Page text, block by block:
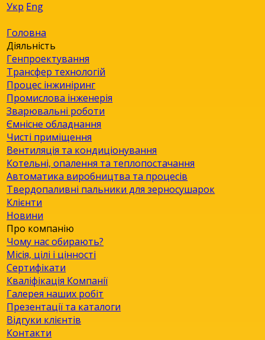
Укр Eng
Головна
Діяльність
Генпроектування
Трансфер технологій
Процес інжиніринг
Промислова інженерія
Зварювальні роботи
Ємнісне обладнання
Чисті приміщення
Вентиляція та кондиціонування
Котельні, опалення та теплопостачання
Автоматика виробництва та процесів
Твердопаливні пальники для зерносушарок
Клієнти
Новини
Про компанію
Чому нас обирають?
Місія, цілі і цінності
Сертифікати
Кваліфікація Компанії
Галерея наших робіт
Презентації та каталоги
Відгуки клієнтів
Контакти